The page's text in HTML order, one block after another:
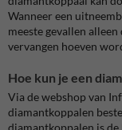
Wanneer een
meeste gevallen alleen
vervangen hoeven
Hoe kun je een
Via de webshop van
diamantkoppalen
diamantkoppalen is